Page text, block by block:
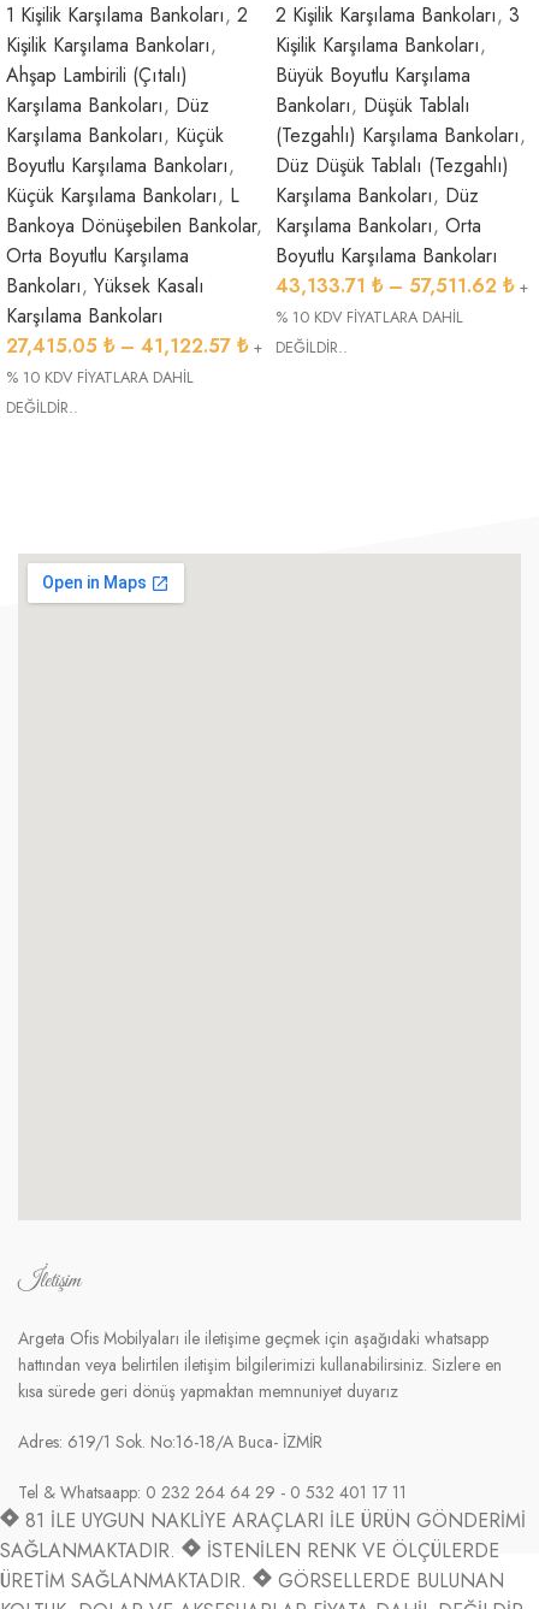
1 Kişilik Karşılama Bankoları, 2
Kişilik Karşılama Bankoları,
Ahşap Lambirili (Çıtalı)
Karşılama Bankoları, Düz
Karşılama Bankoları, Küçük
Boyutlu Karşılama Bankoları,
Küçük Karşılama Bankoları, L
Bankoya Dönüşebilen Bankolar,
Orta Boyutlu Karşılama
Bankoları, Yüksek Kasalı
Karşılama Bankoları
27,415.05 ₺ – 41,122.57 ₺ +
% 10 KDV FİYATLARA DAHİL
DEĞİLDİR..
2 Kişilik Karşılama Bankoları, 3
Kişilik Karşılama Bankoları,
Büyük Boyutlu Karşılama
Bankoları, Düşük Tablalı
(Tezgahlı) Karşılama Bankoları,
Düz Düşük Tablalı (Tezgahlı)
Karşılama Bankoları, Düz
Karşılama Bankoları, Orta
Boyutlu Karşılama Bankoları
43,133.71 ₺ – 57,511.62 ₺ +
% 10 KDV FİYATLARA DAHİL
DEĞİLDİR..
İletişim
Argeta Ofis Mobilyaları ile iletişime geçmek için aşağıdaki whatsapp
hattından veya belirtilen iletişim bilgilerimizi kullanabilirsiniz. Sizlere en
kısa sürede geri dönüş yapmaktan memnuniyet duyarız
Adres: 619/1 Sok. No:16-18/A Buca- İZMİR
Tel & Whatsaapp: 0 232 264 64 29 - 0 532 401 17 11
81 İLE UYGUN NAKLİYE ARAÇLARI İLE ÜRÜN GÖNDERİMİ
SAĞLANMAKTADIR.
İSTENİLEN RENK VE ÖLÇÜLERDE
ÜRETİM SAĞLANMAKTADIR.
GÖRSELLERDE BULUNAN